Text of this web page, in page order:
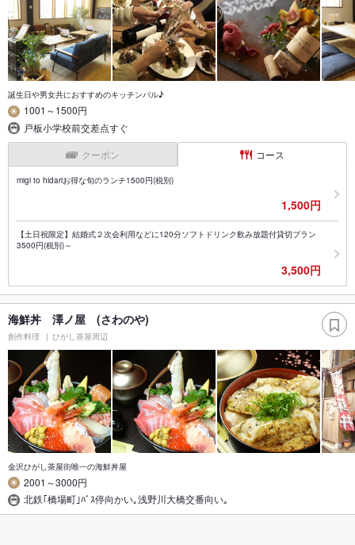
誕生日や男女共におすすめのキッチンバル♪
1001～1500円
戸板小学校前交差点すぐ
クーポン コース
migi to hidariお得な旬のランチ1500円(税別)
1,500円
【土日祝限定】結婚式２次会利用などに120分ソフトドリンク飲み放題付貸切プラン
3500円(税別)～
3,500円
海鮮丼 澤ノ屋 (さわのや)
創作料理 ひがし茶屋周辺
金沢ひがし茶屋街唯一の海鮮丼屋
2001～3000円
北鉄｢橋場町｣ﾊﾞｽ停向かい｡浅野川大橋交番向い｡